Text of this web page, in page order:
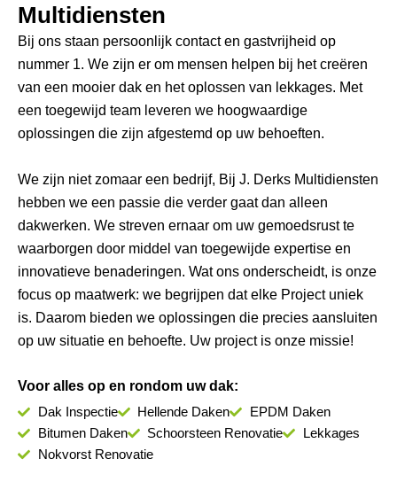
Multidiensten
Bij ons staan persoonlijk contact en gastvrijheid op
nummer 1. We zijn er om mensen helpen bij het creëren
van een mooier dak en het oplossen van lekkages. Met
een toegewijd team leveren we hoogwaardige
oplossingen die zijn afgestemd op uw behoeften.
We zijn niet zomaar een bedrijf, Bij J. Derks Multidiensten
hebben we een passie die verder gaat dan alleen
dakwerken. We streven ernaar om uw gemoedsrust te
waarborgen door middel van toegewijde expertise en
innovatieve benaderingen. Wat ons onderscheidt, is onze
focus op maatwerk: we begrijpen dat elke Project uniek
is. Daarom bieden we oplossingen die precies aansluiten
op uw situatie en behoefte. Uw project is onze missie!
Voor alles op en rondom uw dak:
Dak Inspectie Hellende Daken
EPDM Daken
Bitumen Daken
Schoorsteen Renovatie
Lekkages
Nokvorst Renovatie